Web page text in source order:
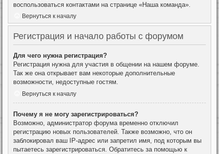
воспользоваться контактами на странице «Наша команда».
Вернуться к началу
Регистрация и начало работы с форумом
Для чего нужна регистрация?
Регистрация нужна для участия в общении на нашем форуме.
Так же она открывает вам некоторые дополнительные
возможности, недоступные гостям.
Вернуться к началу
Почему я не могу зарегистрироваться?
Возможно, администратор форума временно отключил
регистрацию новых пользователей. Также возможно, что он
заблокировал ваш IP-адрес или запретил имя, под которым вы
пытаетесь зарегистрироваться. Обратитесь за помощью к